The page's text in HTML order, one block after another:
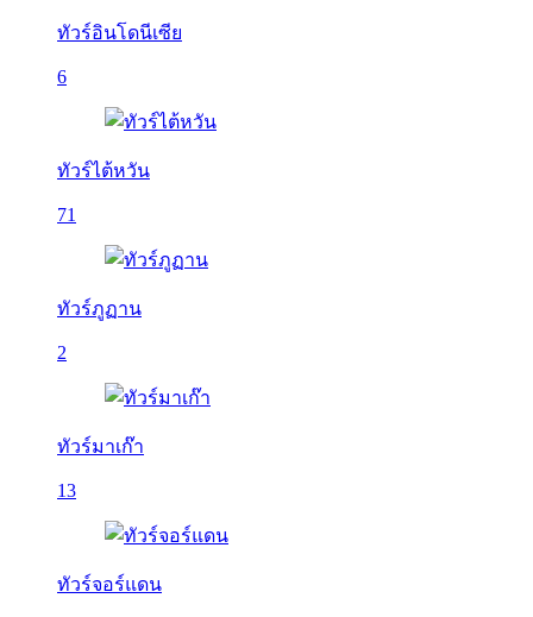
ทัวร์อินโดนีเซีย
6
ทัวร์ไต้หวัน
71
ทัวร์ภูฏาน
2
ทัวร์มาเก๊า
13
ทัวร์จอร์แดน